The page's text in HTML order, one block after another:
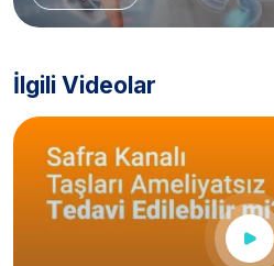
İlgili Videolar